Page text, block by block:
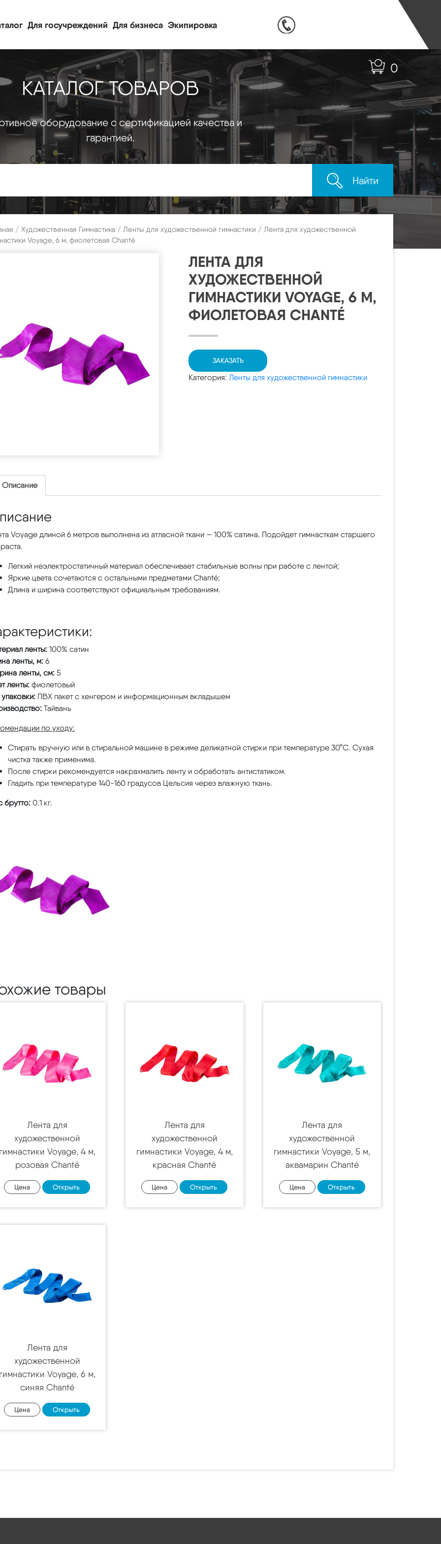
Для госучреждений Для бизнеса Экипировка
0
КАТАЛОГ ТОВАРОВ
оборудование с сертификацией качества и
гарантией.
Найти
/ Художественная Гимнастика / Ленты для художественной гимнастики / Лента для художественной
Voyage, 6 м, фиолетовая Chanté
ЛЕНТА ДЛЯ
ХУДОЖЕСТВЕННОЙ
ГИМНАСТИКИ VOYAGE, 6 М,
ФИОЛЕТОВАЯ CHANTÉ
ЗАКАЗАТЬ
Категория: Ленты для художественной гимнастики
Описание
Voyage длиной 6 метров выполнена из атласной ткани — 100% сатина. Подойдет гимнасткам старшего
Легкий неэлектростатичный материал обеспечивает стабильные волны при работе с лентой;
Яркие цвета сочетаются с остальными предметами Chanté;
Длина и ширина соответствуют официальным требованиям.
ленты: 100% сатин
ленты, м: 6
ленты, см: 5
ленты: фиолетовый
упаковки: ПВХ пакет с хенгером и информационным вкладышем
Тайвань
по уходу:
Стирать вручную или в стиральной машине в режиме деликатной стирки при температуре 30°С. Сухая
чистка также применима.
После стирки рекомендуется накрахмалить ленту и обработать антистатиком.
Гладить при температуре 140-160 градусов Цельсия через влажную ткань.
брутто: 0.1 кг.
товары
Лента для
художественной
Voyage, 4 м,
розовая Chanté
Цена Открыть
Лента для
художественной
гимнастики Voyage, 4 м,
красная Chanté
Цена Открыть
Лента для
художественной
гимнастики Voyage, 5 м,
аквамарин Chanté
Цена Открыть
Лента для
художественной
Voyage, 6 м,
синяя Chanté
Цена Открыть